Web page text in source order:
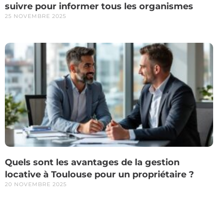
suivre pour informer tous les organismes
25 NOVEMBRE 2025
Quels sont les avantages de la gestion
locative à Toulouse pour un propriétaire ?
20 NOVEMBRE 2025